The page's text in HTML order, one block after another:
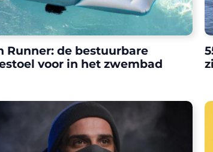
Runner: de bestuurbare
voor in het zwembad